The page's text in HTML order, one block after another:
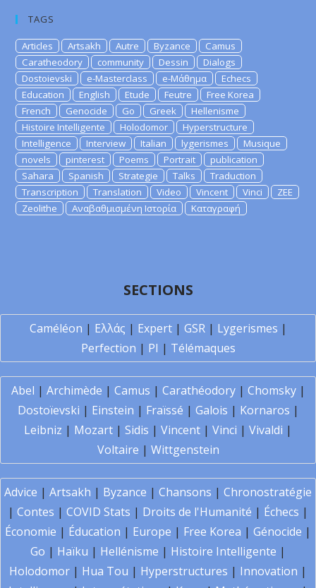
TAGS
Articles Artsakh Autre Byzance
Camus
Caratheodory
community Dessin
Dialogs
Dostoievski
e-Masterclass e-Μάθημα
Echecs
Education
English Etude Feutre
Free Korea
French
Genocide Go Greek
Hellenisme
Histoire Intelligente
Holodomor
Hyperstructure
Intelligence
Interview Italian lygerismes
Musique
novels
pinterest Poems Portrait
publication
Sahara
Spanish Strategie Talks
Traduction
Transcription
Translation Video Vincent Vinci
ZEE
Zeolithe
Αναβαθμισμένη Ιστορία Καταγραφή
SECTIONS
Caméléon | Ελλάς | Expert| GSR| Lygerismes |
Perfection | PI | Télémaques
Abel | Archimède | Camus | Carathéodory| Chomsky|
Dostoïevski | Einstein | Fraïssé | Galois | Kornaros |
Leibniz | Mozart | Sidis | Vincent | Vinci | Vivaldi |
Voltaire | Wittgenstein
Advice | Artsakh | Byzance | Chansons | Chronostratégie
| Contes | COVID Stats | Droits de l'Humanité | Échecs |
Économie | Éducation | Europe | Free Korea | Génocide |
Go | Haïku | Hellénisme | Histoire Intelligente |
Holodomor | Hua Tou | Hyperstructures | Innovation |